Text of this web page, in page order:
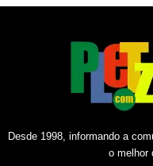
Desde 1998, informando a
o melhor